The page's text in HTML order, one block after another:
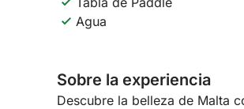
Agua
Sobre la experiencia
Descubre la belleza de Malta